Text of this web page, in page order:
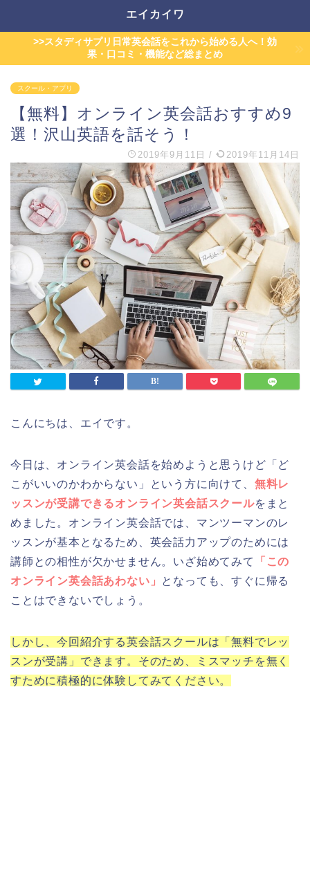
エイカイワ
>>スタディサプリ日常英会話をこれから始める人へ！効
果・口コミ・機能など総まとめ
スクール・アプリ
【無料】オンライン英会話おすすめ9
選！沢山英語を話そう！
2019年9月11日 / 2019年11月14日
こんにちは、エイです。
今日は、オンライン英会話を始めようと思うけど「ど
こがいいのかわからない」という方に向けて、 無料レ
ッスンが受講できるオンライン英会話スクールをまと
めました。オンライン英会話では、マンツーマンのレ
ッスンが基本となるため、英会話力アップのためには
講師との相性が欠かせません。いざ始めてみて
「この
オンライン英会話あわない」 となっても、すぐに帰る
ことはできないでしょう。
しかし、今回紹介する英会話スクールは「無料でレッ
スンが受講」できます。そのため、ミスマッチを無く
すために積極的に体験してみてください。